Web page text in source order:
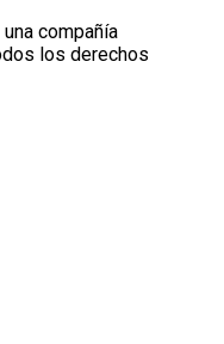
compañía
los derechos